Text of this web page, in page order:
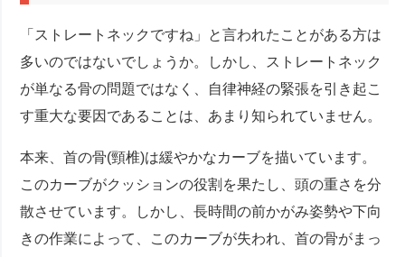
「ストレートネックですね」と言われたことがある方は
多いのではないでしょうか。しかし、ストレートネック
が単なる骨の問題ではなく、自律神経の緊張を引き起こ
す重大な要因であることは、あまり知られていません。
本来、首の骨(頸椎)は緩やかなカーブを描いています。
このカーブがクッションの役割を果たし、頭の重さを分
散させています。しかし、長時間の前かがみ姿勢や下向
きの作業によって、このカーブが失われ、首の骨がまっ